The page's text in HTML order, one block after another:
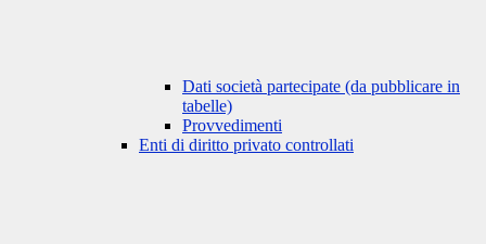
Dati società partecipate (da pubblicare in
tabelle)
Provvedimenti
Enti di diritto privato controllati